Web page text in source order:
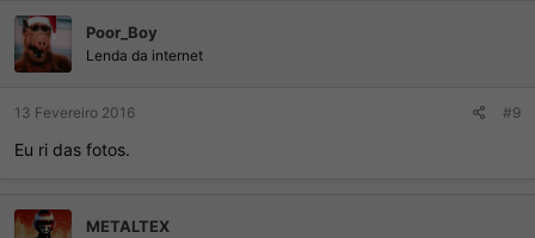
Poor_Boy
Lenda da internet
13 Fevereiro 2016 #9
Eu ri das fotos.
METALTEX